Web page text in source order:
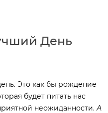
День
Это как бы рождение
будет питать нас
неожиданности.А